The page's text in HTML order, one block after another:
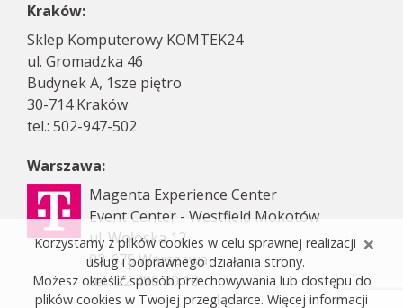
Kraków:
Sklep Komputerowy KOMTEK24
ul. Gromadzka 46
Budynek A, 1sze piętro
30-714 Kraków
tel.: 502-947-502
Warszawa:
Magenta Experience Center
Event Center - Westfield Mokotów
ul. Wołoska 12
02-675 Warszawa
tel.: 22 490 30 10
×
Korzystamy z plików cookies w celu sprawnej realizacji
usług i poprawnego działania strony.
Możesz określić sposób przechowywania lub dostępu do
plików cookies w Twojej przeglądarce. Więcej informacji